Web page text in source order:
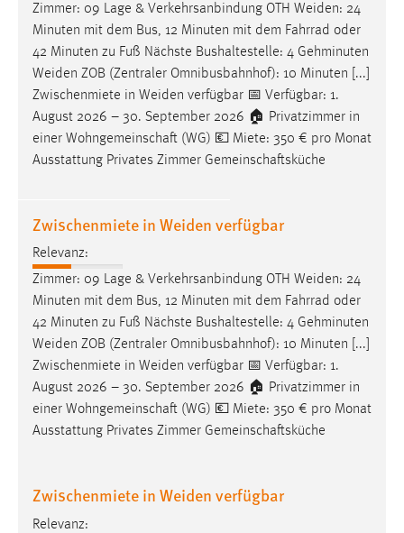
Zimmer: 09 Lage & Verkehrsanbindung OTH Weiden: 24
Minuten mit dem Bus, 12 Minuten mit dem Fahrrad oder
42 Minuten zu Fuß Nächste Bushaltestelle: 4 Gehminuten
Weiden ZOB (Zentraler Omnibusbahnhof): 10 Minuten [...]
Zwischenmiete in Weiden verfügbar 📅 Verfügbar: 1.
August 2026 – 30. September 2026 🏠 Privatzimmer in
einer Wohngemeinschaft (WG) 💶 Miete: 350 € pro Monat
Ausstattung Privates Zimmer Gemeinschaftsküche
Zwischenmiete in Weiden verfügbar
Relevanz:
Zimmer: 09 Lage & Verkehrsanbindung OTH Weiden: 24
Minuten mit dem Bus, 12 Minuten mit dem Fahrrad oder
42 Minuten zu Fuß Nächste Bushaltestelle: 4 Gehminuten
Weiden ZOB (Zentraler Omnibusbahnhof): 10 Minuten [...]
Zwischenmiete in Weiden verfügbar 📅 Verfügbar: 1.
August 2026 – 30. September 2026 🏠 Privatzimmer in
einer Wohngemeinschaft (WG) 💶 Miete: 350 € pro Monat
Ausstattung Privates Zimmer Gemeinschaftsküche
Zwischenmiete in Weiden verfügbar
Relevanz: